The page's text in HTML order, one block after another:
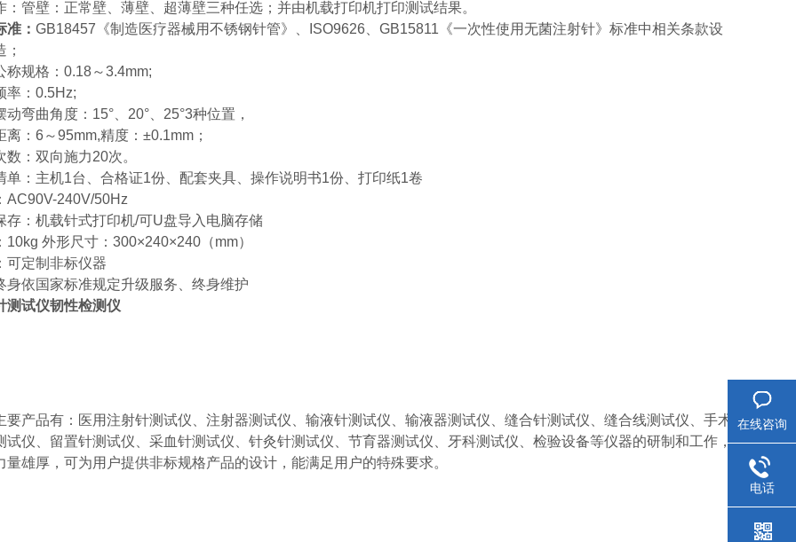
：管壁：正常壁、薄壁、超薄壁三种任选；并由机载打印机打印测试结果。
准： GB18457《制造医疗器械用不锈钢针管》、ISO9626、GB15811《一次性使用无菌注射针》标准中相关条款设
造；
称规格：0.18～3.4mm;
率：0.5Hz;
动弯曲角度：15°、20°、25°3种位置，
离：6～95mm,精度：±0.1mm；
数：双向施力20次。
单：主机1台、合格证1份、配套夹具、操作说明书1份、打印纸1卷
AC90V-240V/50Hz
存：机载针式打印机/可U盘导入电脑存储
10kg 外形尺寸：300×240×240（mm）
可定制非标仪器
身依国家标准规定升级服务、终身维护
测试仪韧性检测仪
要产品有：医用注射针测试仪、注射器测试仪、输液针测试仪、输液器测试仪、缝合针测试仪、缝合线测试仪、手术
试仪、留置针测试仪、采血针测试仪、针灸针测试仪、节育器测试仪、牙科测试仪、检验设备等仪器的研制和工作，
量雄厚，可为用户提供非标规格产品的设计，能满足用户的特殊要求。
在线咨询
电话